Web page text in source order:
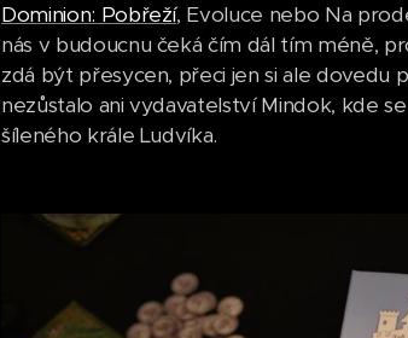
Dominion: Pobřeží, Evoluce nebo Na
nás v budoucnu čeká čím dál tím méně,
zdá být přesycen, přeci jen si ale dovedu
nezůstalo ani vydavatelství Mindok, kde
šíleného krále Ludvíka.